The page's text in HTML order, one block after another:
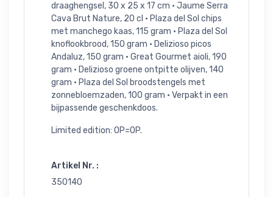
draaghengsel, 30 x 25 x 17 cm • Jaume Serra
Cava Brut Nature, 20 cl • Plaza del Sol chips
met manchego kaas, 115 gram • Plaza del Sol
knoflookbrood, 150 gram • Delizioso picos
Andaluz, 150 gram • Great Gourmet aioli, 190
gram • Delizioso groene ontpitte olijven, 140
gram • Plaza del Sol broodstengels met
zonnebloemzaden, 100 gram • Verpakt in een
bijpassende geschenkdoos.
Limited edition: OP=OP.
Artikel Nr. :
350140